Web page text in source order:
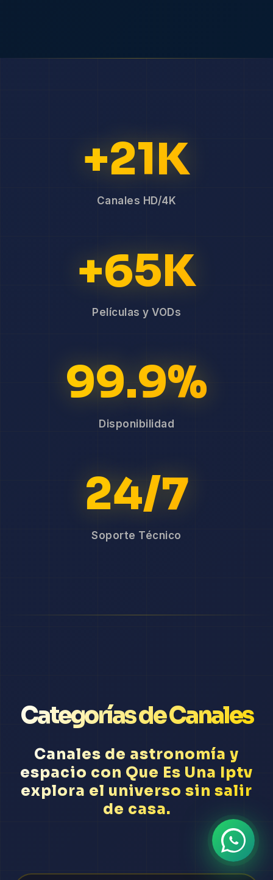
+21K
Canales HD/4K
+65K
Películas y VODs
99.9%
Disponibilidad
24/7
Soporte Técnico
Categorías de Canales
Canales de astronomía y
espacio con Que Es Una Iptv
explora el universo sin salir
de casa.